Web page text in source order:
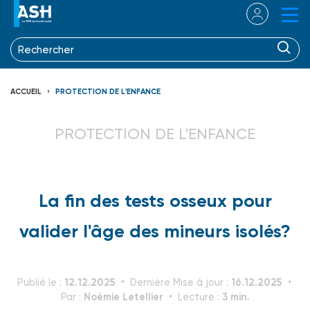
ACCUEIL PROTECTION DE L'ENFANCE
PROTECTION DE L'ENFANCE
La fin des tests osseux pour
valider l'âge des mineurs isolés?
Publié le : 12.12.2025 Dernière Mise à jour : 16.12.2025
Par : Noémie Letellier Lecture : 3 min.